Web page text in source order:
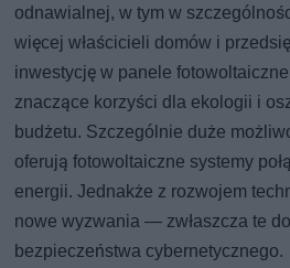
odnawialnej, w tym w
więcej właścicieli domów i
inwestycję w panele
znaczące korzyści dla ekologii i
budżetu. Szczególnie duże
oferują fotowoltaiczne systemy
energii. Jednakże z rozwojem
nowe wyzwania — zwłaszcza te
bezpieczeństwa cybernetycznego.